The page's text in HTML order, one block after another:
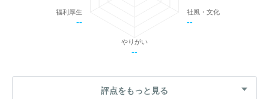
社風・文化
--
やりがい
--
福利厚生
--
評点をもっと見る